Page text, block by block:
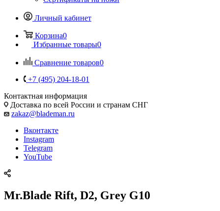
Личный кабинет
Корзина0
Избранные товары0
Сравнение товаров0
+7 (495) 204-18-01
Контактная информация
Доставка по всей России и странам СНГ
zakaz@blademan.ru
Вконтакте
Instagram
Telegram
YouTube
Mr.Blade Rift, D2, Grey G10